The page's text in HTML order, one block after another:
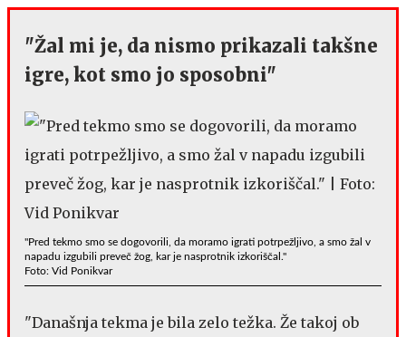
"Žal mi je, da nismo prikazali takšne
igre, kot smo jo sposobni"
"Pred tekmo smo se dogovorili, da moramo igrati potrpežljivo, a smo žal v
napadu izgubili preveč žog, kar je nasprotnik izkoriščal."
Foto: Vid Ponikvar
"Današnja tekma je bila zelo težka. Že takoj ob